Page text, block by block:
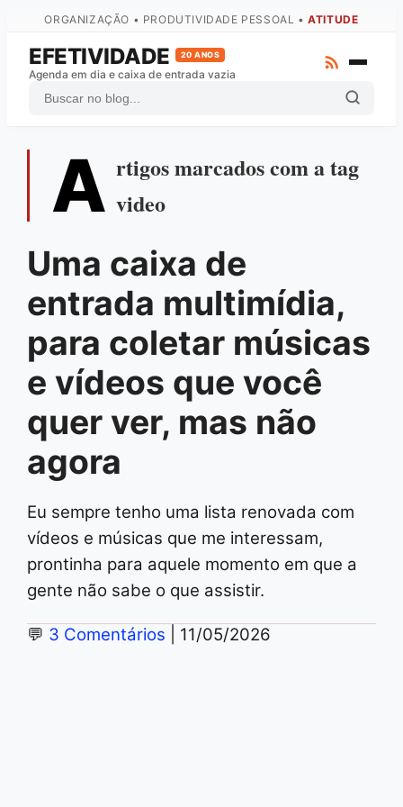
ORGANIZAÇÃO • PRODUTIVIDADE PESSOAL •ATITUDE
EFETIVIDADE 20 ANOS
Agenda em dia e caixa de entrada vazia
GTD
Atas
Arquivo Completo
Fale com o autor
A rtigos marcados com a tag
video
Uma caixa de
entrada multimídia,
para coletar músicas
e vídeos que você
quer ver, mas não
agora
Eu sempre tenho uma lista renovada com
vídeos e músicas que me interessam,
prontinha para aquele momento em que a
gente não sabe o que assistir.
💬 3 Comentários | 11/05/2026